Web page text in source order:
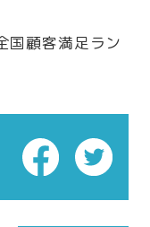
国顧客満足ラン